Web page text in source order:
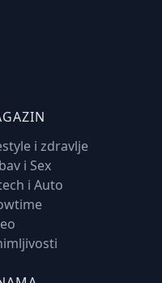
i zdravlje
i Sex
i Auto